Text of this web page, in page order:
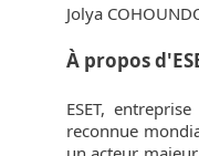
Jolya
À propos
ESET,
reconnue